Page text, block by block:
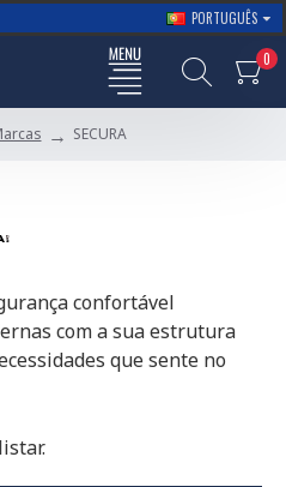
PORTUGUÊS
0
SECURA
confortável
com a sua estrutura
que sente no